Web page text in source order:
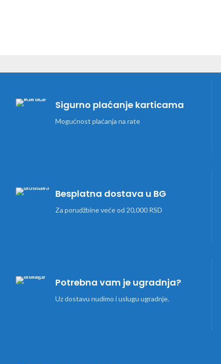
Sigurno plaćanje karticama
Mogućnost plaćanja na rate
Besplatna dostava u BG
Za porudžbine veće od 20,000 RSD
Potrebna vam je ugradnja?
Uz dostavu nudimo i uslugu ugradnje.